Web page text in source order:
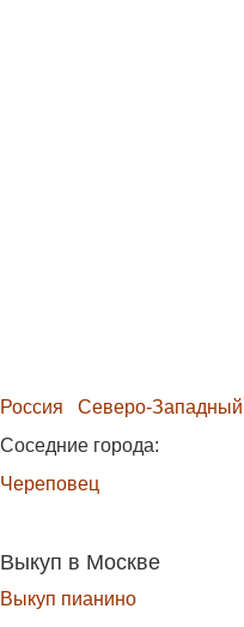
Россия
Северо-
Соседние города:
Череповец
Выкуп в Москве
Выкуп пианино